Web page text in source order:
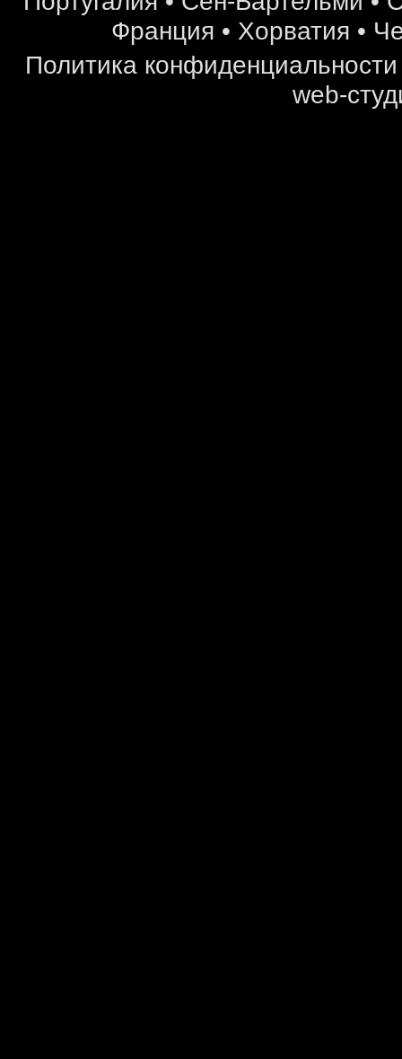
Франция • Хорватия •
Политика конфиденциальности
web-